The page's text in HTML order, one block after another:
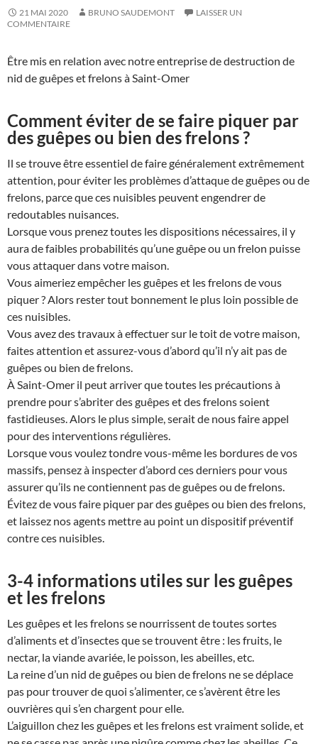
21 MAI 2020 BRUNO SAUDEMONT
LAISSER UN
COMMENTAIRE
Être mis en relation avec notre entreprise de destruction de
nid de guêpes et frelons à Saint-Omer
Comment éviter de se faire piquer par
des guêpes ou bien des frelons ?
Il se trouve être essentiel de faire généralement extrêmement
attention, pour éviter les problèmes d’attaque de guêpes ou de
frelons, parce que ces nuisibles peuvent engendrer de
redoutables nuisances.
Lorsque vous prenez toutes les dispositions nécessaires, il y
aura de faibles probabilités qu’une guêpe ou un frelon puisse
vous attaquer dans votre maison.
Vous aimeriez empêcher les guêpes et les frelons de vous
piquer ? Alors rester tout bonnement le plus loin possible de
ces nuisibles.
Vous avez des travaux à effectuer sur le toit de votre maison,
faites attention et assurez-vous d’abord qu’il n’y ait pas de
guêpes ou bien de frelons.
À Saint-Omer il peut arriver que toutes les précautions à
prendre pour s’abriter des guêpes et des frelons soient
fastidieuses. Alors le plus simple, serait de nous faire appel
pour des interventions régulières.
Lorsque vous voulez tondre vous-même les bordures de vos
massifs, pensez à inspecter d’abord ces derniers pour vous
assurer qu’ils ne contiennent pas de guêpes ou de frelons.
Évitez de vous faire piquer par des guêpes ou bien des frelons,
et laissez nos agents mettre au point un dispositif préventif
contre ces nuisibles.
3-4 informations utiles sur les guêpes
et les frelons
Les guêpes et les frelons se nourrissent de toutes sortes
d’aliments et d’insectes que se trouvent être : les fruits, le
nectar, la viande avariée, le poisson, les abeilles, etc.
La reine d’un nid de guêpes ou bien de frelons ne se déplace
pas pour trouver de quoi s’alimenter, ce s’avèrent être les
ouvrières qui s’en chargent pour elle.
L’aiguillon chez les guêpes et les frelons est vraiment solide, et